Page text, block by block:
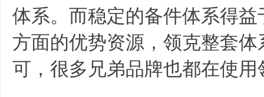
体系。而稳定的备件体系得
方面的优势资源，领克整套
可，很多兄弟品牌也都在使